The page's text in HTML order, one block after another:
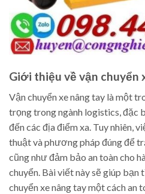
Giới thiệu về vận chuyển
Vận chuyển xe nâng tay là một
trọng trong ngành logistics, đặc
đến các địa điểm xa. Tuy nhiên,
thuật và phương pháp đúng để
cũng như đảm bảo an toàn cho
chuyển. Bài viết này sẽ giúp bạn
chuyển xe nâng tay một cách an